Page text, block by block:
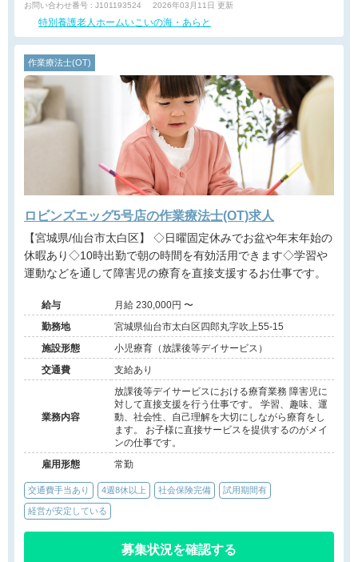
お問い合わせ番号 : J101193524 2026年03月11日 更新
特別養護老人ホームいこいの海・あらと
作業療法士(OT)
ロビンズエッグ5号店の作業療法士(OT)求人
【宮城県/仙台市太白区】 ◇日曜固定休みでお盆や年末年始の
休暇あり◇10時出勤で朝の時間を有効活用できます◇学習や
運動などを通して障害児の療育を直接支援するお仕事です。
給与
月給 230,000円 〜
勤務地
宮城県仙台市太白区四郎丸字吹上55-15
施設形態
小児療育（放課後等デイサービス）
交通費
支給あり
業務内容
放課後等デイサービスにおける療育業務 障害児に
対して直接支援を行う仕事です。 学習、趣味、運
動、社会性、自己理解を大切にしながら療育をし
ます。 お子様に直接サービスを提供するのがメイ
ンの仕事です。
雇用形態
常勤
交通費手当あり 4週8休以上 社会保険完備 試用期間有
経営が安定している
募集状況を確認する